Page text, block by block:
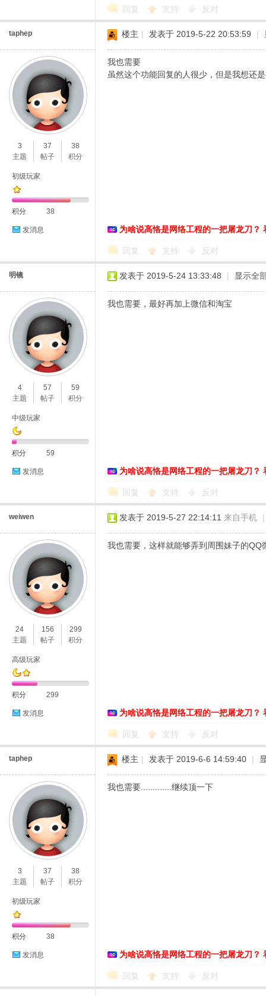
回复 支持 反对
taphep
3
主题
37
帖子
38
积分
初级玩家
积分 38
发消息
楼主 | 发表于 2019-5-22 20:53:59 |
我也需要
虽然这个功能回复的人很少，但是我想还
为啥说高恪是网络工程的一把屠龙刀？
回复 支持 反对
明镜
4
主题
57
帖子
59
积分
中级玩家
积分 59
发消息
发表于 2019-5-24 13:33:48 | 显示全
我也需要，最好再加上微信和淘宝
为啥说高恪是网络工程的一把屠龙刀？
回复 支持 反对
weiwen
24
主题
156
帖子
299
积分
高级玩家
积分 299
发消息
发表于 2019-5-27 22:14:11 来自手机 |
我也需要，这样就能够弄到周围妹子的QQ
为啥说高恪是网络工程的一把屠龙刀？
回复 支持 反对
taphep
3
主题
37
帖子
38
积分
初级玩家
积分 38
发消息
楼主 | 发表于 2019-6-6 14:59:40 |
我也需要.............继续顶一下
为啥说高恪是网络工程的一把屠龙刀？
回复 支持 反对